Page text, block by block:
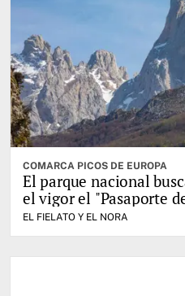
COMARCA PICOS DE EUROPA
El parque nacional
el vigor el "Pasaporte
EL FIELATO Y EL NORA